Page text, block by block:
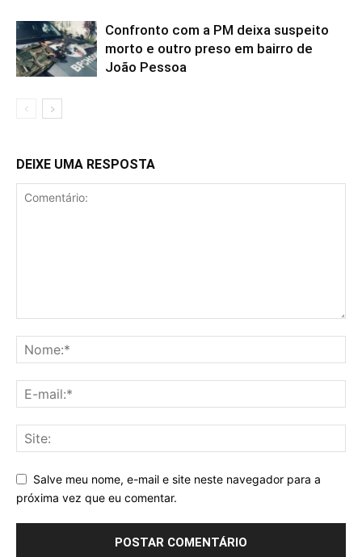
Confronto com a PM deixa suspeito
morto e outro preso em bairro de
João Pessoa
DEIXE UMA RESPOSTA
Salve meu nome, e-mail e site neste navegador para a
próxima vez que eu comentar.